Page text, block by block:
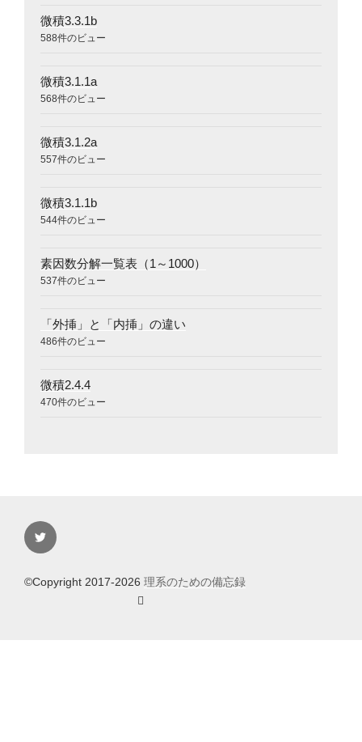
微積3.3.1b
588件のビュー
微積3.1.1a
568件のビュー
微積3.1.2a
557件のビュー
微積3.1.1b
544件のビュー
素因数分解一覧表（1～1000）
537件のビュー
「外挿」と「内挿」の違い
486件のビュー
微積2.4.4
470件のビュー
Twitter
©Copyright 2017-2026 理系のための備忘録
🪎